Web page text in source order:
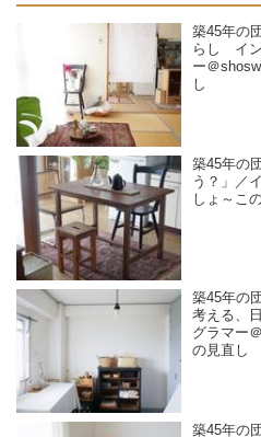
築45年の
らし イン
ー＠
し
築45年の
う？」／
しょ～こ
築45年の
考える、
グラマー
の見直し
築45年の